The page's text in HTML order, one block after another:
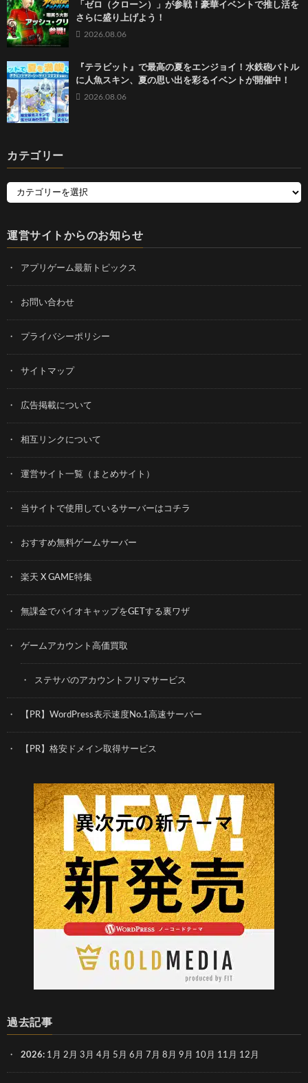
「ゼロ（クローン）」が参戦！豪華イベントで推し活を
さらに盛り上げよう！
2026.08.06
『テラビット』で最高の夏をエンジョイ！水鉄砲バトル
に人魚スキン、夏の思い出を彩るイベントが開催中！
2026.08.06
カテゴリー
運営サイトからのお知らせ
アプリゲーム最新トピックス
お問い合わせ
プライバシーポリシー
サイトマップ
広告掲載について
相互リンクについて
運営サイト一覧（まとめサイト）
当サイトで使用しているサーバーはコチラ
おすすめ無料ゲームサーバー
楽天 X GAME特集
無課金でバイオキャップをGETする裏ワザ
ゲームアカウント高価買取
ステサバのアカウントフリマサービス
【PR】WordPress表示速度No.1高速サーバー
【PR】格安ドメイン取得サービス
過去記事
2026: 1月 2月 3月 4月 5月 6月 7月 8月 9月 10月 11月 12月